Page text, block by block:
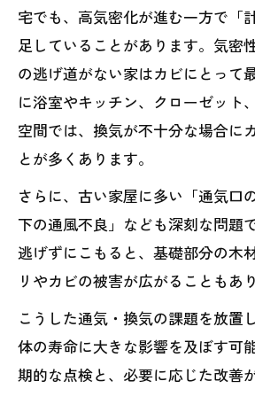
宅でも、高気密化が進む一方で「
足していることがあります。気密
の逃げ道がない家はカビにとって
に浴室やキッチン、クローゼット
空間では、換気が不十分な場合に
とが多くあります。
さらに、古い家屋に多い「通気口
下の通風不良」なども深刻な問題
逃げずにこもると、基礎部分の木
リやカビの被害が広がることもあ
こうした通気・換気の課題を放置
体の寿命に大きな影響を及ぼす可
期的な点検と、必要に応じた改善